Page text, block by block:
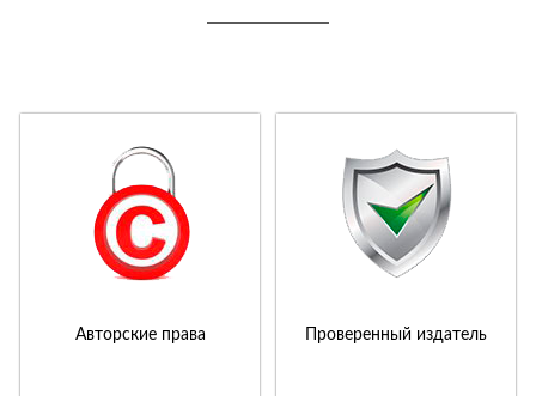
Авторские права Проверенный издатель